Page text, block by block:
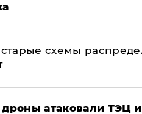
схемы
атаковали ТЭЦ